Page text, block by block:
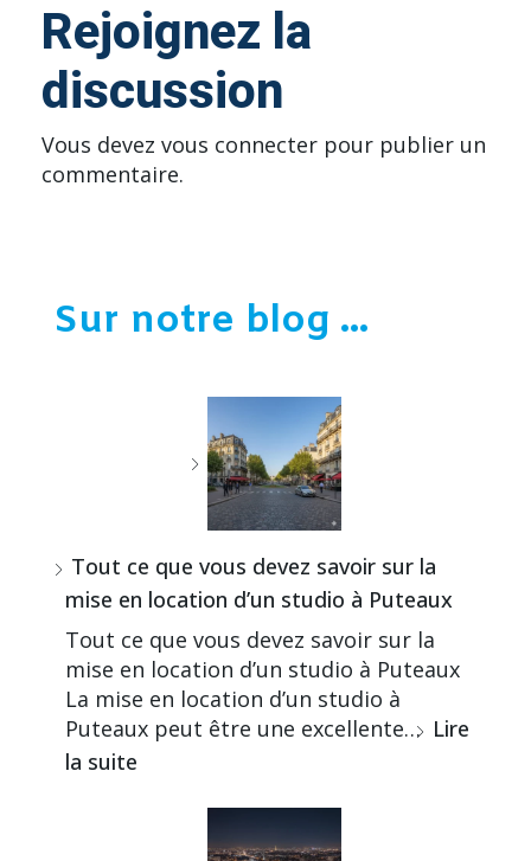
Rejoignez la
discussion
Vous devez vous connecter pour publier un
commentaire.
Sur notre blog ...
Tout ce que vous devez savoir sur la
mise en location d’un studio à Puteaux
Tout ce que vous devez savoir sur la
mise en location d’un studio à Puteaux
La mise en location d’un studio à
Puteaux peut être une excellente… Lire
la suite